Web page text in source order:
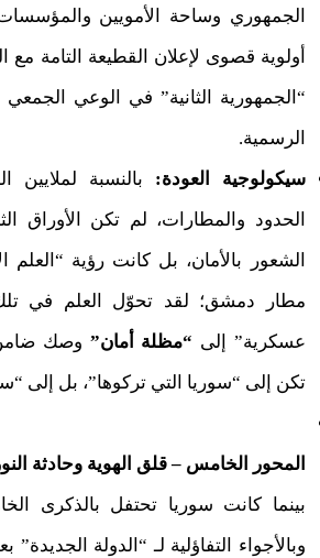
الجمهوري وساحة الأمويين
أولوية قصوى لإعلان القطيعة التامة
“الجمهورية الثانية” في الوعي
الرسمية.
سيكولوجية العودة: بالنسبة لملايين
الحدود والمطارات، لم تكن الأوراق
الشعور بالأمان، بل كانت رؤية
مطار دمشق؛ لقد تحوّل العلم في
عسكرية” إلى “مظلة أمان” وصك
تكن إلى “سوريا التي تركوها”، بل إلى
المحور الخامس – قلق الهوية وحادثة
بينما كانت سوريا تحتفل بالذكرى
وبالأجواء التفاؤلية لـ “الدولة